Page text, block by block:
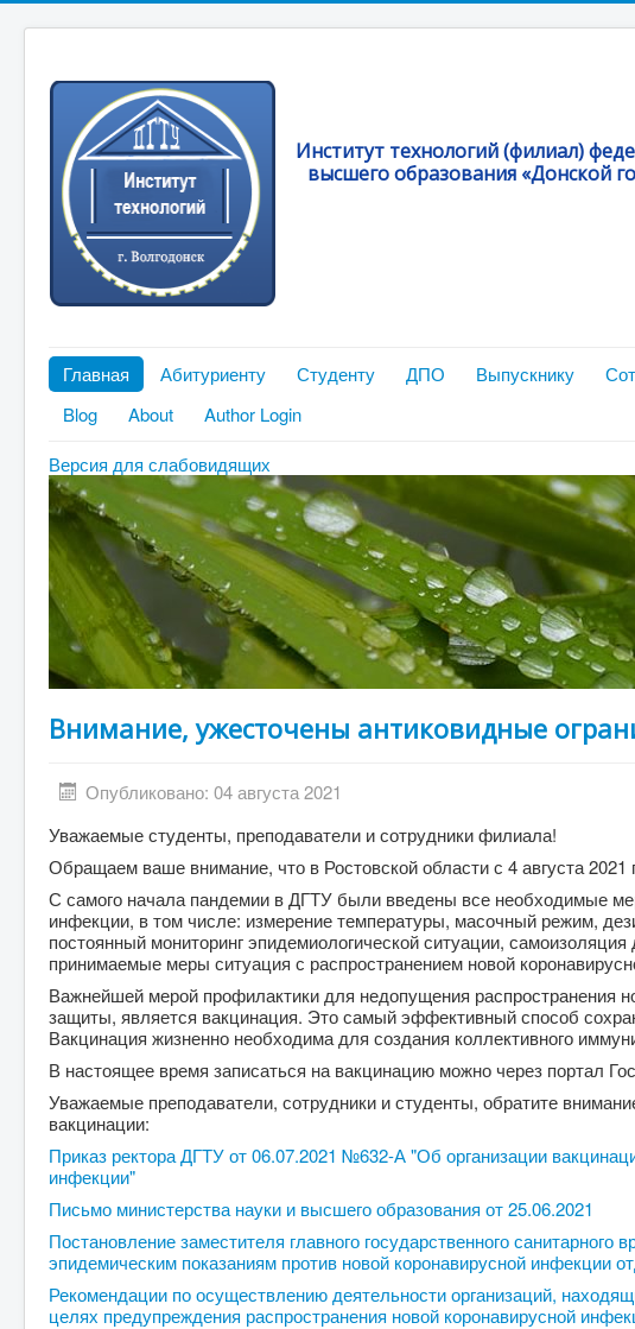
Институт технологий (филиал)
высшего образования «Донской
Главная Абитуриенту Студенту ДПО Выпускнику
Blog
About
Author Login
Версия для слабовидящих
Внимание, ужесточены антиковидные
Опубликовано: 04 августа 2021
Уважаемые студенты, преподаватели и сотрудники филиала!
Обращаем ваше внимание, что в Ростовской области с 4 августа 2021
С самого начала пандемии в ДГТУ были введены все необходимые
инфекции, в том числе: измерение температуры, масочный режим,
постоянный мониторинг эпидемиологической ситуации,
принимаемые меры ситуация с распространением новой
Важнейшей мерой профилактики для недопущения
защиты, является вакцинация. Это самый эффективный способ
Вакцинация жизненно необходима для создания коллективного
В настоящее время записаться на вакцинацию можно через портал
Уважаемые преподаватели, сотрудники и студенты, обратите
вакцинации:
Приказ ректора ДГТУ от 06.07.2021 №632-А "Об организации
инфекции"
Письмо министерства науки и высшего образования от 25.06.2021
Постановление заместителя главного государственного
эпидемическим показаниям против новой коронавирусной инфекции
Рекомендации по осуществлению деятельности организаций,
целях предупреждения распространения новой коронавирусной